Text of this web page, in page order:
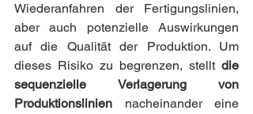
Wiederanfahren der Fertigungslinien,
aber auch potenzielle Auswirkungen
auf die Qualität der Produktion. Um
dieses Risiko zu begrenzen, stellt die
sequenzielle Verlagerung von
Produktionslinien nacheinander eine